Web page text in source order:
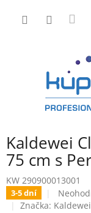
Kaldewei
75 cm s
KW 290900013001
3-5 dní
Značka: Kaldewei